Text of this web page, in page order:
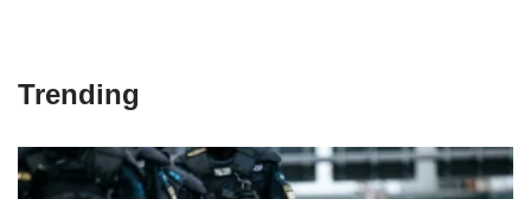
Trending